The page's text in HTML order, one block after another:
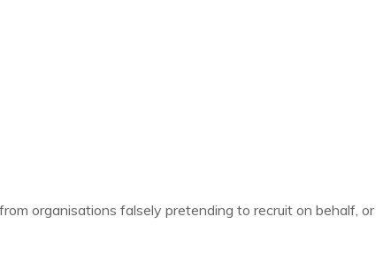
organisations falsely pretending to recruit on behalf, or